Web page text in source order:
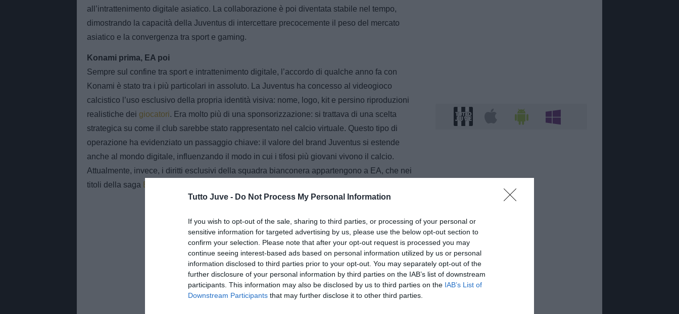
Tutto Juve - Do Not Process My Personal Information
If you wish to opt-out of the sale, sharing to third parties, or processing of your personal or
sensitive information for targeted advertising by us, please use the below opt-out section to
confirm your selection. Please note that after your opt-out request is processed you may
continue seeing interest-based ads based on personal information utilized by us or personal
information disclosed to third parties prior to your opt-out. You may separately opt-out of the
further disclosure of your personal information by third parties on the IAB’s list of downstream
participants. This information may also be disclosed by us to third parties on the IAB’s List of
Downstream Participants that may further disclose it to other third parties.
all’intrattenimento digitale asiatico. La collaborazione è poi diventata stabile nel tempo,
dimostrando la capacità della Juventus di intercettare precocemente il peso del mercato
asiatico e la convergenza tra sport e gaming.
Konami prima, EA poi
Sempre sul confine tra sport e intrattenimento digitale, l’accordo di qualche anno fa con
Konami è stato tra i più particolari in assoluto. La Juventus ha concesso al videogioco
calcistico l’uso esclusivo della propria identità visiva: nome, logo, kit e persino riproduzioni
realistiche dei giocatori. Era molto più di una sponsorizzazione: si trattava di una scelta
strategica su come il club sarebbe stato rappresentato nel calcio virtuale. Questo tipo di
operazione ha evidenziato un passaggio chiave: il valore del brand Juventus si estende
anche al mondo digitale, influenzando il modo in cui i tifosi più giovani vivono il calcio.
Attualmente, invece, i diritti esclusivi della squadra bianconera appartengono a EA, che nei
titoli della saga EA Sports FC